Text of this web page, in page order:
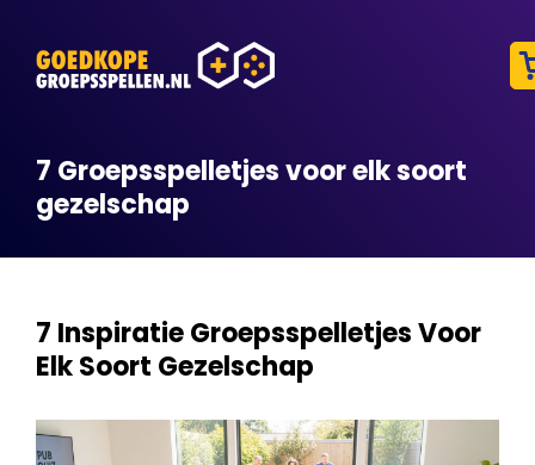
7 Groepsspelletjes voor elk soort
gezelschap
7 Inspiratie Groepsspelletjes Voor
Elk Soort Gezelschap